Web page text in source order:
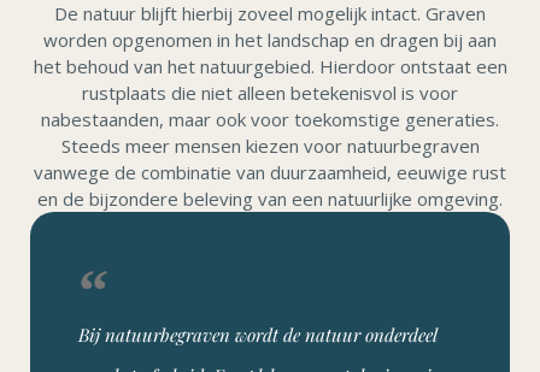
De natuur blijft hierbij zoveel mogelijk intact. Graven
worden opgenomen in het landschap en dragen bij aan
het behoud van het natuurgebied. Hierdoor ontstaat een
rustplaats die niet alleen betekenisvol is voor
nabestaanden, maar ook voor toekomstige generaties.
Steeds meer mensen kiezen voor natuurbegraven
vanwege de combinatie van duurzaamheid, eeuwige rust
en de bijzondere beleving van een natuurlijke omgeving.
Bij natuurbegraven wordt de natuur onderdeel